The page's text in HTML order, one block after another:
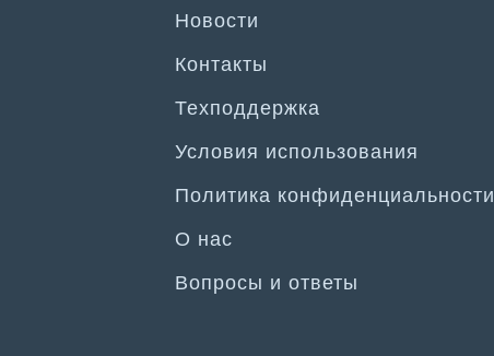
Новости
Контакты
Техподдержка
Условия использования
Политика конфиденциальности
О нас
Вопросы и ответы